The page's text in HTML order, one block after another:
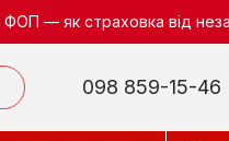
— як страховка від
098 859-15-46